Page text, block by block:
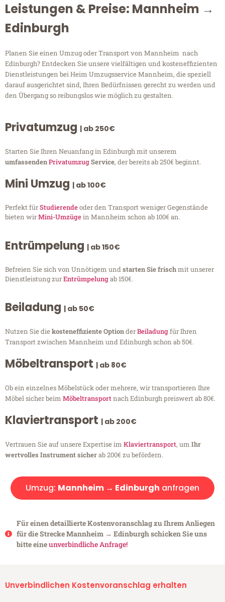
Leistungen & Preise: Mannheim →
Edinburgh
Planen Sie einen Umzug oder Transport von Mannheim nach
Edinburgh? Entdecken Sie unsere vielfältigen und kosteneffizienten
Dienstleistungen bei Heim Umzugsservice Mannheim, die speziell
darauf ausgerichtet sind, Ihren Bedürfnissen gerecht zu werden und
den Übergang so reibungslos wie möglich zu gestalten.
Privatumzug | ab 250€
Starten Sie Ihren Neuanfang in Edinburgh mit unserem
umfassendenPrivatumzugService, der bereits ab 250€ beginnt.
Mini Umzug | ab 100€
Perfekt fürStudierendeoder den Transport weniger Gegenstände
bieten wirMini-Umzügein Mannheim schon ab 100€ an.
Entrümpelung | ab 150€
Befreien Sie sich von Unnötigem undstarten Sie frischmit unserer
Dienstleistung zurEntrümpelungab 150€.
Beiladung | ab 50€
Nutzen Sie diekosteneffiziente OptionderBeiladungfür Ihren
Transport zwischen Mannheim und Edinburgh schon ab 50€.
Möbeltransport | ab 80€
Ob ein einzelnes Möbelstück oder mehrere, wir transportieren Ihre
Möbel sicher beim Möbeltransportnach Edinburgh preiswert ab 80€.
Klaviertransport | ab 200€
Vertrauen Sie auf unsere Expertise im Klaviertransport, um Ihr
wertvolles Instrument sicherab 200€ zu befördern.
Umzug: Mannheim → Edinburgh anfragen
Für einen detaillierte Kostenvoranschlag zu Ihrem Anliegen
für die Strecke Mannheim → Edinburgh schicken Sie uns
bitte eineunverbindliche Anfrage!
Unverbindlichen Kostenvoranschlag erhalten